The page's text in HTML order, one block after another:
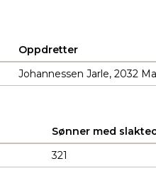
Oppdretter
Johannessen Jarle, 2032
Sønner med
321